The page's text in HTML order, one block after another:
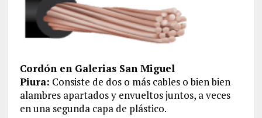
Cordón en Galerias San Miguel
Piura: Consiste de dos o más cables o bien bien
alambres apartados y envueltos juntos, a veces
en una segunda capa de plástico.